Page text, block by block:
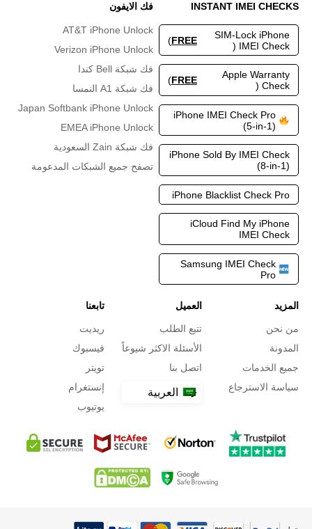
يمكن
اختيار
الخيارات
على
صفحة
المنتج
INSTANT IMEI CHECKS
SIM-Lock iPhone
IMEI Check (
FREE
)
Apple Warranty
Check (
FREE
)
iPhone IMEI Check Pro
(5-in-1)
iPhone Sold By IMEI Check
(8-in-1)
iPhone Blacklist Check Pro
iCloud Find My iPhone
IMEI Check
Samsung IMEI Check
Pro
فك الايفون
AT&T iPhone Unlock
Verizon iPhone Unlock
فك شبكة Bell كندا
فك شبكة A1 النمسا
Japan Softbank iPhone Unlock
EMEA iPhone Unlock
فك شبكة Zain السعودية
تصفح جميع الشبكات المدعومة
المزيد
من نحن
المدونة
جميع الخدمات
سياسة الاسترجاع
العميل
تتبع الطلب
الأسئلة الاكثر شيوعاً
اتصل بنا
العربية
تابعنا
ريديت
فيسبوك
تويتر
إنستغرام
يوتيوب